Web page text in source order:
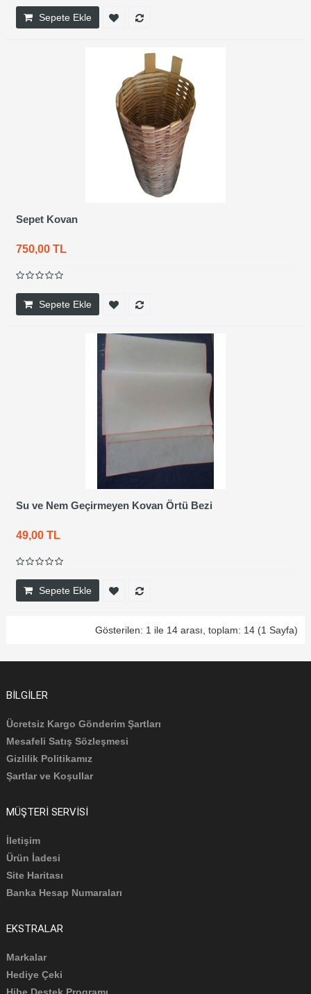
Sepete Ekle
Sepet Kovan
750,00 TL
Sepete Ekle
Su ve Nem Geçirmeyen Kovan Örtü Bezi
49,00 TL
Sepete Ekle
Gösterilen: 1 ile 14 arası, toplam: 14 (1 Sayfa)
BILGILER
Ücretsiz Kargo Gönderim Şartları
Mesafeli Satış Sözleşmesi
Gizlilik Politikamız
Şartlar ve Koşullar
MÜŞTERI SERVISI
İletişim
Ürün İadesi
Site Haritası
Banka Hesap Numaraları
EKSTRALAR
Markalar
Hediye Çeki